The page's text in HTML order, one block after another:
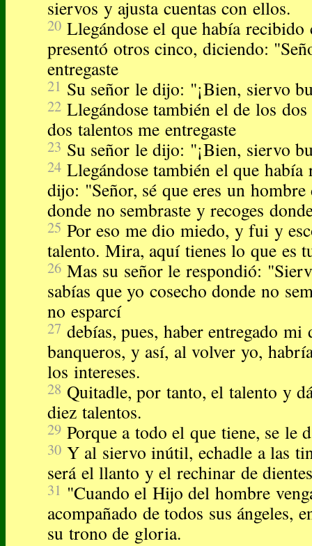
siervos y ajusta cuentas con ellos.
20 Llegándose el que había recibido
presentó otros cinco, diciendo:
entregaste
21 Su señor le dijo: "¡Bien, siervo
22 Llegándose también el de los
dos talentos me entregaste
23 Su señor le dijo: "¡Bien, siervo
24 Llegándose también el que
dijo: "Señor, sé que eres un hombre
donde no sembraste y recoges
25 Por eso me dio miedo, y fui y
talento. Mira, aquí tienes lo que es
26 Mas su señor le respondió:
sabías que yo cosecho donde no
no esparcí
27 debías, pues, haber entregado mi
banqueros, y así, al volver yo,
los intereses.
28 Quitadle, por tanto, el talento y
diez talentos.
29 Porque a todo el que tiene, se le
30 Y al siervo inútil, echadle a las
será el llanto y el rechinar de
31 "Cuando el Hijo del hombre
acompañado de todos sus ángeles,
su trono de gloria.